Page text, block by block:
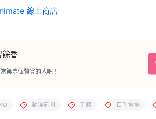
線上商店
餘香
第壹個贊賞的人吧！
動漫新聞 手錶 日刊電電